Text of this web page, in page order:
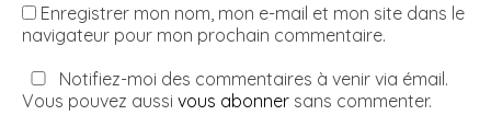
Enregistrer mon nom, mon e-mail et mon site dans le
navigateur pour mon prochain commentaire.
Notifiez-moi des commentaires à venir via émail.
Vous pouvez aussi vous abonner sans commenter.